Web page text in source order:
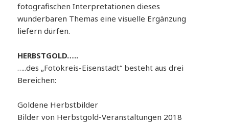
fotografischen Interpretationen dieses
wunderbaren Themas eine visuelle Ergänzung
liefern dürfen.
HERBSTGOLD…..
…..des „Fotokreis-Eisenstadt“ besteht aus drei
Bereichen:
Goldene Herbstbilder
Bilder von Herbstgold-Veranstaltungen 2018